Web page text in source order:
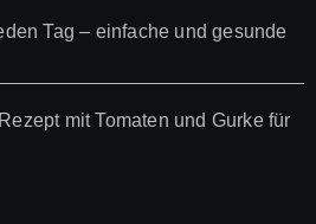
Tag – einfache und gesunde
mit Tomaten und Gurke für